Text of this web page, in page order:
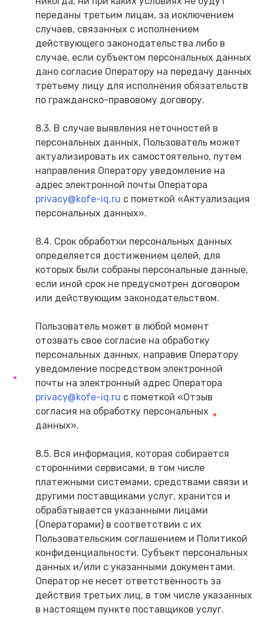
переданы третьим лицам, за исключением
случаев, связанных с исполнением
действующего законодательства либо в
случае, если субъектом персональных данных
дано согласие Оператору на передачу данных
третьему лицу для исполнения обязательств
по гражданско-правовому договору.
8.3. В случае выявления неточностей в
персональных данных, Пользователь может
актуализировать их самостоятельно, путем
направления Оператору уведомление на
адрес электронной почты Оператора
privacy@kofe-iq.ru с пометкой «Актуализация
персональных данных».
8.4. Срок обработки персональных данных
определяется достижением целей, для
которых были собраны персональные данные,
если иной срок не предусмотрен договором
или действующим законодательством.
Пользователь может в любой момент
отозвать свое согласие на обработку
персональных данных, направив Оператору
уведомление посредством электронной
почты на электронный адрес Оператора
privacy@kofe-iq.ru с пометкой «Отзыв
согласия на обработку персональных
данных».
8.5. Вся информация, которая собирается
сторонними сервисами, в том числе
платежными системами, средствами связи и
другими поставщиками услуг, хранится и
обрабатывается указанными лицами
(Операторами) в соответствии с их
Пользовательским соглашением и Политикой
конфиденциальности. Субъект персональных
данных и/или с указанными документами.
Оператор не несет ответственность за
действия третьих лиц, в том числе указанных
в настоящем пункте поставщиков услуг.